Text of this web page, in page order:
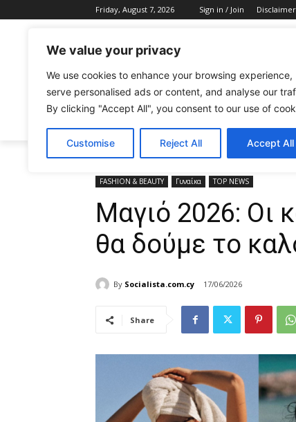
We value your privacy
We use cookies to enhance your browsing experience,
serve personalised ads or content, and analyse our
By clicking "Accept All", you consent to our use of
Customise Reject All Accept All
Friday, August 7, 2026 Sign in / Join Disclaimer
Home FASHION & BEAUTY Μαγιό 2026: Οι
FASHION & BEAUTY Γυναίκα TOP NEWS
Μαγιό 2026: Οι
θα δούμε το
By Socialista.com.cy 17/06/2026
Share